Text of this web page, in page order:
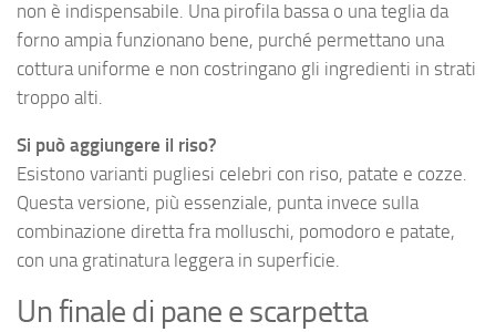
non è indispensabile. Una pirofila bassa o una teglia da
forno ampia funzionano bene, purché permettano una
cottura uniforme e non costringano gli ingredienti in strati
troppo alti.
Si può aggiungere il riso?
Esistono varianti pugliesi celebri con riso, patate e cozze.
Questa versione, più essenziale, punta invece sulla
combinazione diretta fra molluschi, pomodoro e patate,
con una gratinatura leggera in superficie.
Un finale di pane e scarpetta